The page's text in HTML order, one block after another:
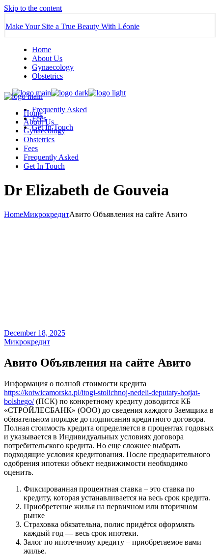
Skip to the content
Make Your Site a True Beauty With Léonie
Home
About Us
Gynaecology
Obstetrics
Frequently Asked
Fees
Get In Touch
Home
About Us
Gynaecology
Obstetrics
Fees
Frequently Asked
Get In Touch
Dr Elizabeth de Gouveia
HomeМикрокредитАвито Объявления на сайте Авито
December 18, 2025
Микрокредит
Авито Объявления на сайте Авито
Информация о полной стоимости кредита
https://kotwicamorska.pl/itogi-stolichnoj-nedeli-deputaty-hotjat-
bolshego/(ПСК) по конкретному кредиту доводится КБ
«СТРОЙЛЕСБАНК» (ООО) до сведения каждого Заемщика в
обязательном порядке до подписания кредитного договора.
Полная стоимость кредита определяется в процентах годовых
и указывается в Индивидуальных условиях договора
потребительского кредита. Но еще сложнее выбрать
подходящие условия кредитования. После предварительного
одобрения ипотеки объект недвижимости необходимо
оценить.
Фиксированная процентная ставка – это ставка по
кредиту, которая устанавливается на весь срок кредита.
Приобретение жилья на первичном или вторичном
рынке
Страховка обязательна, полис придётся оформлять
каждый год — весь срок ипотеки.
Залог по ипотечному кредиту – приобретаемое вами
жилье.